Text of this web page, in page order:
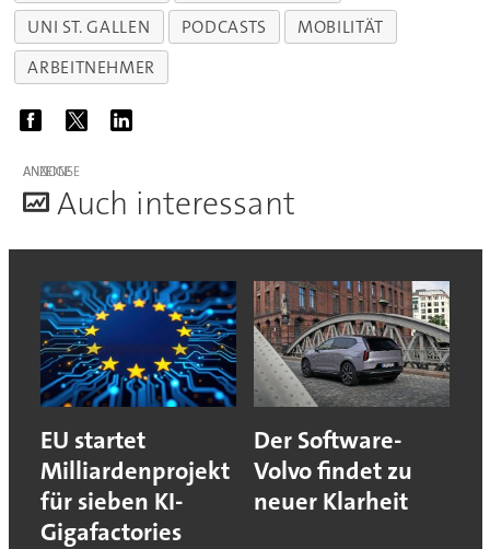
UNI ST. GALLEN
PODCASTS
MOBILITÄT
ARBEITNEHMER
ANZEIGE
Auch interessant
EU startet
Milliardenprojekt
für sieben KI-
Gigafactories
Der Software-
Volvo findet zu
neuer Klarheit